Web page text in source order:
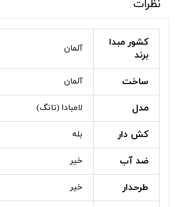
نظرات
کشور مبدا
برند
آلمان
ساخت آلمان
مدل لامبادا (تانگ)
کش دار بله
ضد آب خیر
طرحدار خیر